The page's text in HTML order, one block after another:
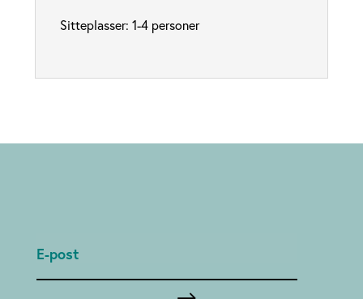
Sitteplasser: 1-4 personer